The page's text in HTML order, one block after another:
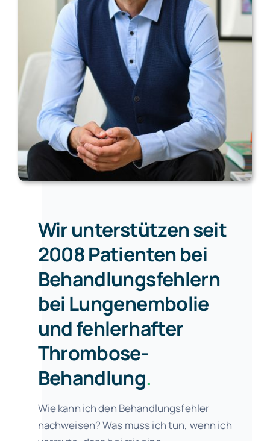
Wir unterstützen seit
2008 Patienten bei
Behandlungsfehlern
bei Lungenembolie
und fehlerhafter
Thrombose-
Behandlung.
Wie kann ich den Behandlungsfehler
nachweisen? Was muss ich tun, wenn ich